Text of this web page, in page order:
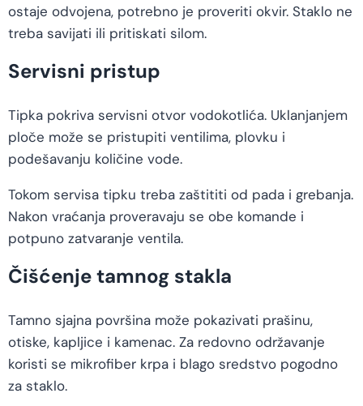
ostaje odvojena, potrebno je proveriti okvir. Staklo ne
treba savijati ili pritiskati silom.
Servisni pristup
Tipka pokriva servisni otvor vodokotlića. Uklanjanjem
ploče može se pristupiti ventilima, plovku i
podešavanju količine vode.
Tokom servisa tipku treba zaštititi od pada i grebanja.
Nakon vraćanja proveravaju se obe komande i
potpuno zatvaranje ventila.
Čišćenje tamnog stakla
Tamno sjajna površina može pokazivati prašinu,
otiske, kapljice i kamenac. Za redovno održavanje
koristi se mikrofiber krpa i blago sredstvo pogodno
za staklo.